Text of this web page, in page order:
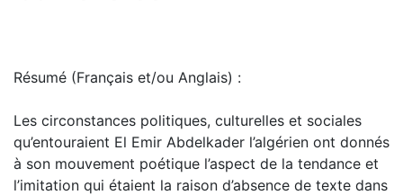
Résumé (Français et/ou Anglais) :
Les circonstances politiques, culturelles et sociales
qu’entouraient El Emir Abdelkader l’algérien ont donnés
à son mouvement poétique l’aspect de la tendance et
l’imitation qui étaient la raison d’absence de texte dans